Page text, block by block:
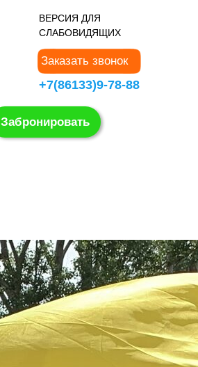
Заказать звонок
+7(86133)9-78-88
ВЕРСИЯ ДЛЯ
СЛАБОВИДЯЩИХ
Забронировать